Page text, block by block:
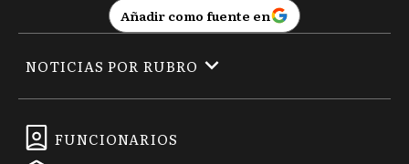
Añadir como fuente en
FUNCIONARIOS
NOTICIAS POR RUBRO